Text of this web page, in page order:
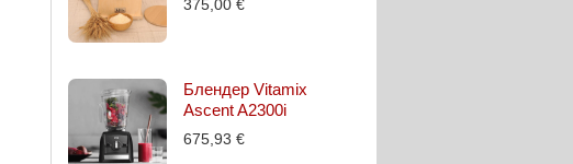
375,00 €
Блендер Vitamix
Ascent A2300i
675,93 €